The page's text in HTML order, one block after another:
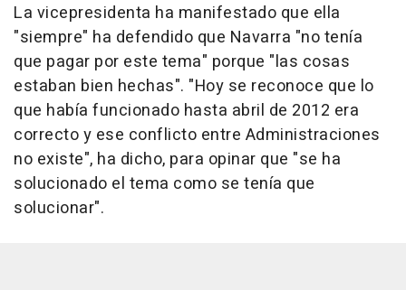
La vicepresidenta ha manifestado que ella
"siempre" ha defendido que Navarra "no tenía
que pagar por este tema" porque "las cosas
estaban bien hechas". "Hoy se reconoce que lo
que había funcionado hasta abril de 2012 era
correcto y ese conflicto entre Administraciones
no existe", ha dicho, para opinar que "se ha
solucionado el tema como se tenía que
solucionar".